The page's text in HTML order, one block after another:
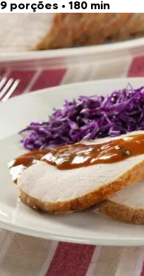
9 porções • 180 min